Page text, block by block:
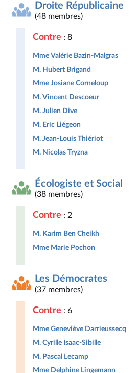
Droite Républicaine
(48 membres)
Contre : 8
Mme Valérie Bazin-Malgras
M. Hubert Brigand
Mme Josiane Corneloup
M. Vincent Descoeur
M. Julien Dive
M. Eric Liégeon
M. Jean-Louis Thiériot
M. Nicolas Tryzna
Écologiste et Social
(38 membres)
Contre : 2
M. Karim Ben Cheikh
Mme Marie Pochon
Les Démocrates
(37 membres)
Contre : 6
Mme Geneviève Darrieussecq
M. Cyrille Isaac-Sibille
M. Pascal Lecamp
Mme Delphine Lingemann